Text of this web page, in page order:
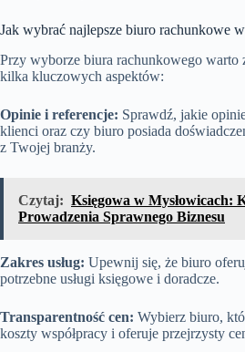
Jak wybrać najlepsze biuro rachunkowe
Przy wyborze biura rachunkowego warto
kilka kluczowych aspektów:
Opinie i referencje: Sprawdź, jakie
klienci oraz czy biuro posiada
z Twojej branży.
Czytaj: Księgowa w Mysłowicach:
Prowadzenia Sprawnego Biznesu
Zakres usług: Upewnij się, że biuro
potrzebne usługi księgowe i doradcze.
Transparentność cen: Wybierz biuro,
koszty współpracy i oferuje przejrzysty